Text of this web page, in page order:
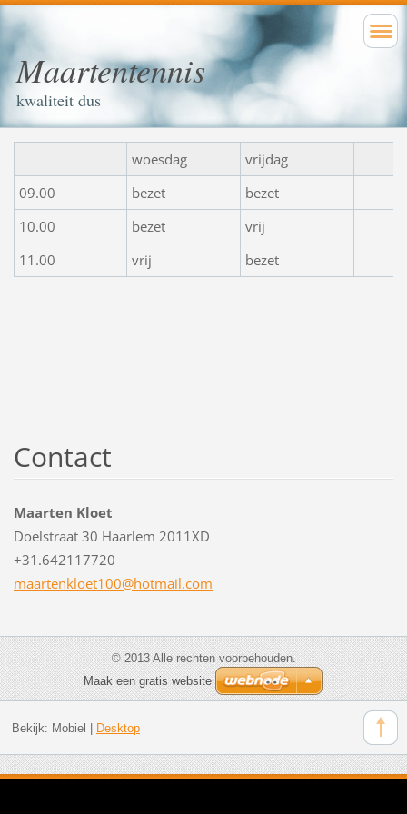
Maartentennis
kwaliteit dus
woesdag
vrijdag
09.00
bezet
bezet
10.00
bezet
vrij
11.00
vrij bezet
Contact
Maarten Kloet
Doelstraat 30 Haarlem 2011XD
+31.642117720
maartenkloet100@hotmail.com
© 2013 Alle rechten voorbehouden.
Maak een gratis website
Bekijk: Mobiel Desktop